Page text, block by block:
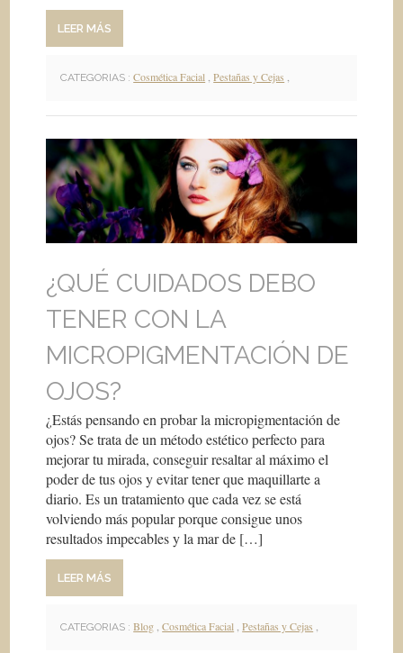
LEER MÁS
CATEGORIAS : Cosmética Facial ,Pestañas y Cejas
¿QUÉ CUIDADOS DEBO
TENER CON LA
MICROPIGMENTACIÓN DE
OJOS?
¿Estás pensando en probar la micropigmentación de
ojos? Se trata de un método estético perfecto para
mejorar tu mirada, conseguir resaltar al máximo el
poder de tus ojos y evitar tener que maquillarte a
diario. Es un tratamiento que cada vez se está
volviendo más popular porque consigue unos
resultados impecables y la mar de […]
LEER MÁS
CATEGORIAS : Blog ,Cosmética Facial ,Pestañas y Cejas ,